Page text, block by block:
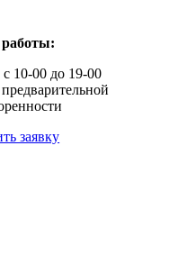
10-00 до 19-00
заявку